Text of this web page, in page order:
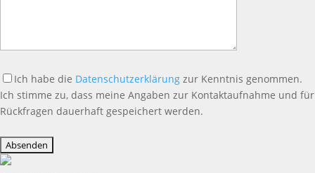
Ich habe die Datenschutzerklärung zur Kenntnis genommen.
Ich stimme zu, dass meine Angaben zur Kontaktaufnahme und für
Rückfragen dauerhaft gespeichert werden.
lasse
dieses